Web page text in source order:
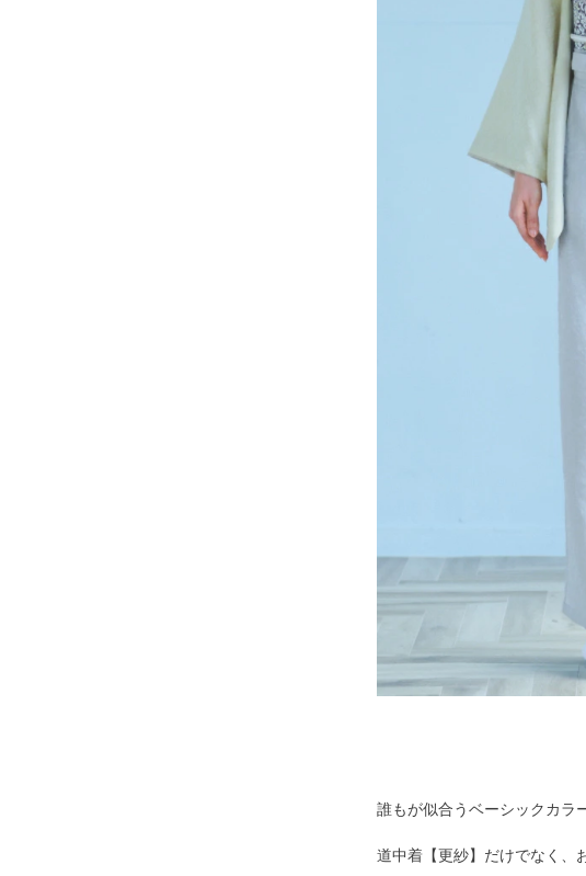
誰もが似合うベーシックカラ
道中着【更紗】だけでなく、